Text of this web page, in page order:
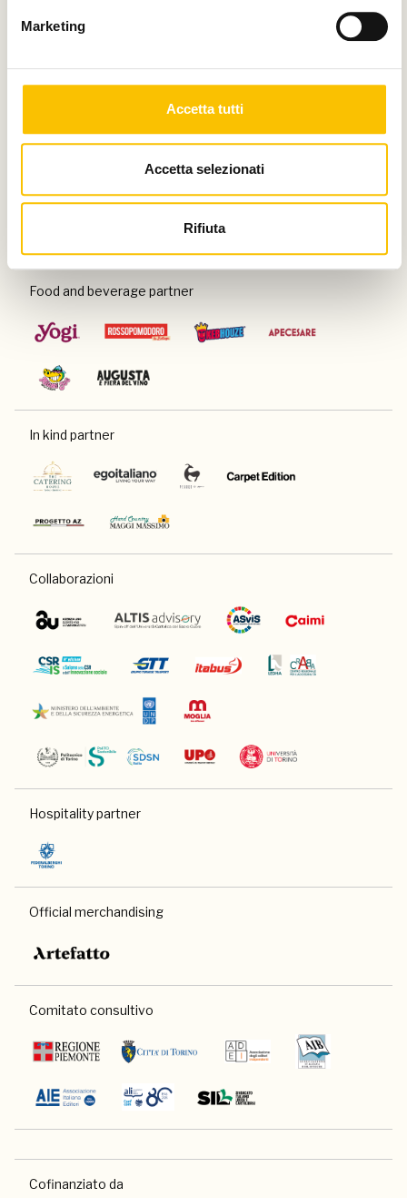
Marketing
Accetta tutti
Accetta selezionati
Rifiuta
Con il patrocinio di
Food and beverage partner
In kind partner
Collaborazioni
Hospitality partner
Official merchandising
Comitato consultivo
Cofinanziato da